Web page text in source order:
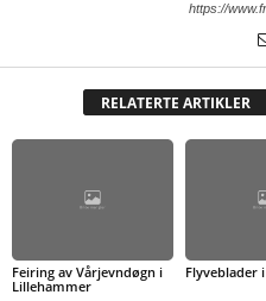
https://
RELATERTE ARTIKLER
Feiring av Vårjevndøgn i
Lillehammer
Flyveblader